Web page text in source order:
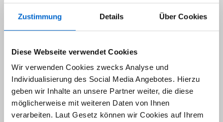
Zustimmung Details Über Cookies
Diese Webseite verwendet Cookies
Wir verwenden Cookies zwecks Analyse und
Individualisierung des Social Media Angebotes. Hierzu
geben wir Inhalte an unsere Partner weiter, die diese
möglicherweise mit weiteren Daten von Ihnen
verarbeiten. Laut Gesetz können wir Cookies auf Ihrem
Immobilienvermittlung in Corona Zeiten
Immobilienverkauf
Immobilienmarketing
Immobilien als Altersvorsorge
Immobilienmakler im Wandel der Zeit
Raumwerk Wuppertal
Auszeichnung FOCUS
Spätfolgen der globalen Finanzkrise